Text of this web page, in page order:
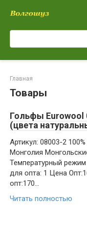
Поиск:
Главная
Товары
Гольфы Eurowool
(цвета
Артикул: 08003-2
Монголия
Температурный
для опта: 1 Цена
опт:170…
Читать полностью